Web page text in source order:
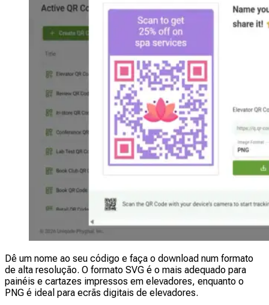
Dê um nome ao seu código e faça o download num formato
de alta resolução. O formato SVG é o mais adequado para
painéis e cartazes impressos em elevadores, enquanto o
PNG é ideal para ecrãs digitais de elevadores.